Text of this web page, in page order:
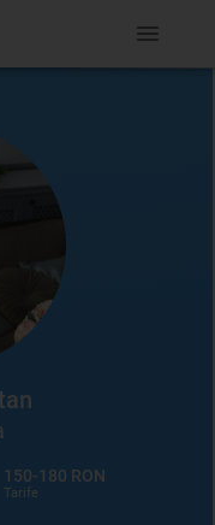
150-180 RON
Tarife